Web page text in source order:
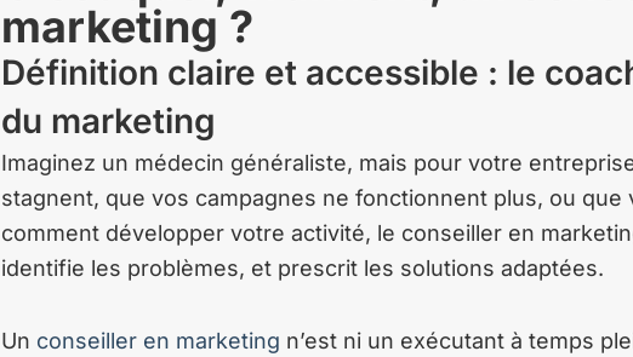
marketing ?
Définition claire et accessible : le
du marketing
Imaginez un médecin généraliste, mais pour votre
stagnent, que vos campagnes ne fonctionnent plus, ou que
comment développer votre activité, le conseiller en
identifie les problèmes, et prescrit les solutions adaptées.
Un conseiller en marketing n’est ni un exécutant à temps